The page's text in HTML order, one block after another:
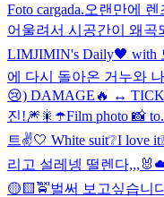
Foto cargada.오랜만에 렌
어울려서 시공간이 왜곡
LIMJIMIN's Daily🖤 with
에 다시 돌아온 거누와
😢) DAMAGE🔥 ↔
진!🎆🎇 ☂️Film photo 📸
트✌️🤍 White suit❔I love it❕
리고 설레넹 떨렌다,,,🐰
🟡🟨🚖벌써 보고싶습니